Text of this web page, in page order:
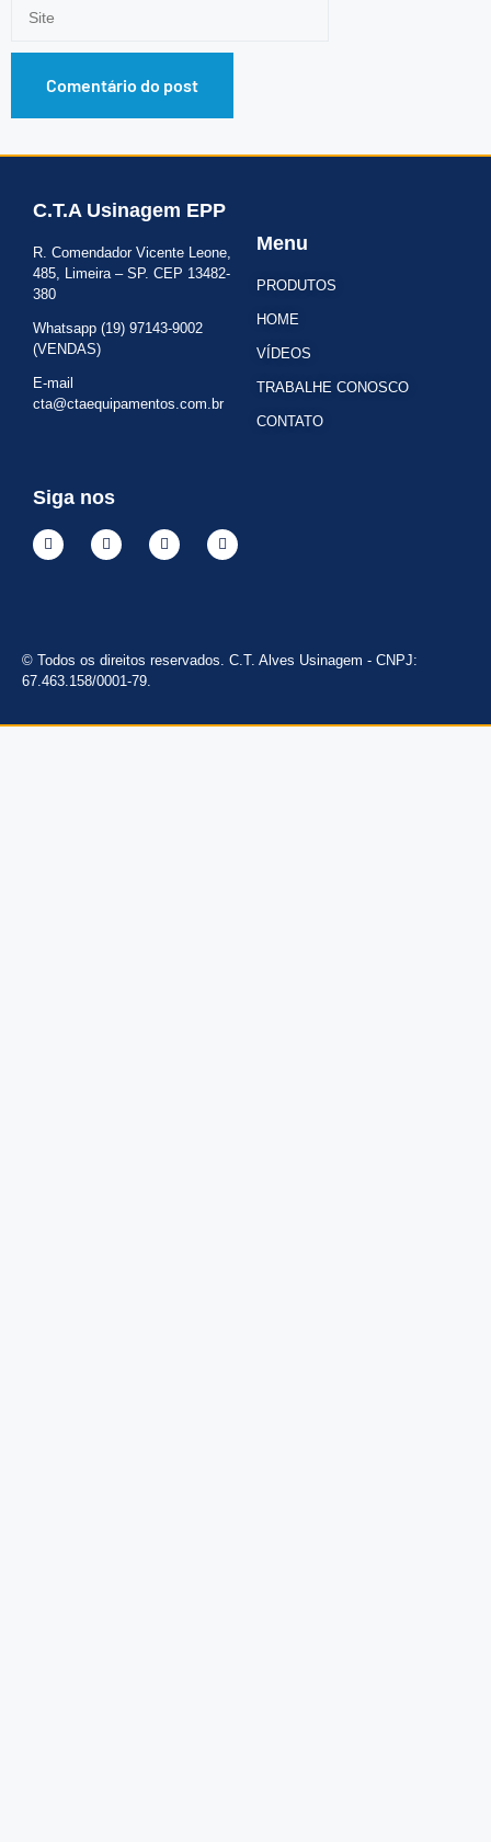
C.T.A Usinagem EPP
R. Comendador Vicente Leone,
485, Limeira – SP. CEP 13482-
380
Whatsapp (19) 97143-9002
(VENDAS)
E-mail
cta@ctaequipamentos.com.br
Menu
PRODUTOS
HOME
VÍDEOS
TRABALHE CONOSCO
CONTATO
Siga nos
© Todos os direitos reservados. C.T. Alves Usinagem - CNPJ:
67.463.158/0001-79.